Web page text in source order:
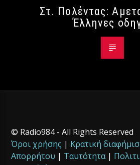
Στ. Πολέντας:
Έλληνες
© Radio984 - All Rights Reserved
Όροι χρήσης | Κρατική
Απορρήτου | Ταυτότητα|